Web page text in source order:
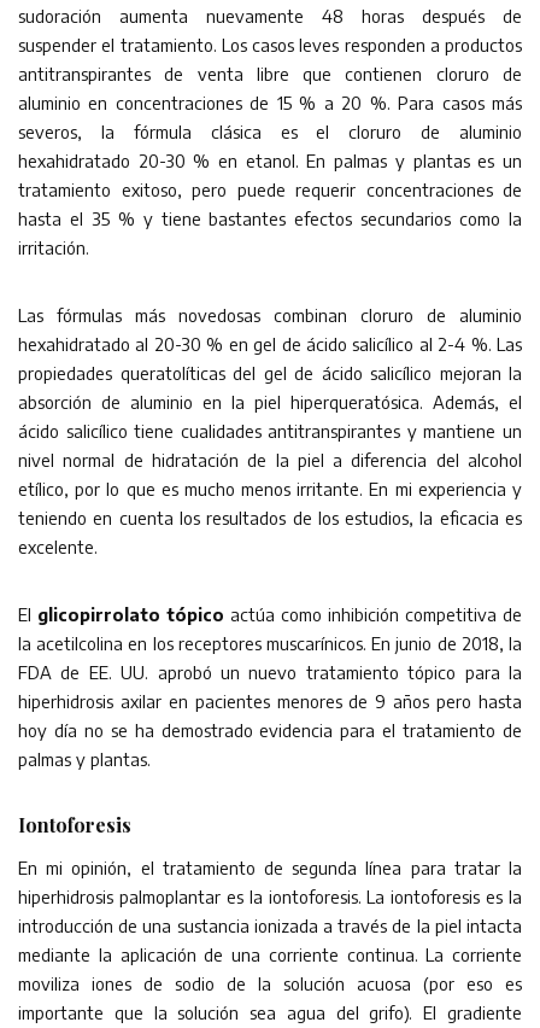
sudoración aumenta nuevamente 48 horas después de
suspender el tratamiento. Los casos leves responden a productos
antitranspirantes de venta libre que contienen cloruro de
aluminio en concentraciones de 15 % a 20 %. Para casos más
severos, la fórmula clásica es el cloruro de aluminio
hexahidratado 20-30 % en etanol. En palmas y plantas es un
tratamiento exitoso, pero puede requerir concentraciones de
hasta el 35 % y tiene bastantes efectos secundarios como la
irritación.
Las fórmulas más novedosas combinan cloruro de aluminio
hexahidratado al 20-30 % en gel de ácido salicílico al 2-4 %. Las
propiedades queratolíticas del gel de ácido salicílico mejoran la
absorción de aluminio en la piel hiperqueratósica. Además, el
ácido salicílico tiene cualidades antitranspirantes y mantiene un
nivel normal de hidratación de la piel a diferencia del alcohol
etílico, por lo que es mucho menos irritante. En mi experiencia y
teniendo en cuenta los resultados de los estudios, la eficacia es
excelente.
El glicopirrolato tópico actúa como inhibición competitiva de
la acetilcolina en los receptores muscarínicos. En junio de 2018, la
FDA de EE. UU. aprobó un nuevo tratamiento tópico para la
hiperhidrosis axilar en pacientes menores de 9 años pero hasta
hoy día no se ha demostrado evidencia para el tratamiento de
palmas y plantas.
Iontoforesis
En mi opinión, el tratamiento de segunda línea para tratar la
hiperhidrosis palmoplantar es la iontoforesis. La iontoforesis es la
introducción de una sustancia ionizada a través de la piel intacta
mediante la aplicación de una corriente continua. La corriente
moviliza iones de sodio de la solución acuosa (por eso es
importante que la solución sea agua del grifo). El gradiente